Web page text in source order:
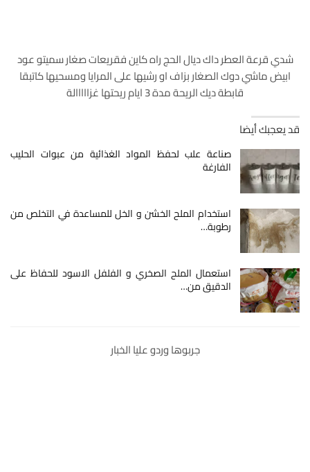
شدي قرعة العطر داك ديال الحج راه كاين فقريعات صغار سميتو عود
ابيض ماشي دوك الصغار بزاف او رشيها على المرايا ومسحيها كاتبقا
قابطة ديك الريحة مدة 3 ايام ريحتها غزااااالة
قد يعجبك أيضا
صناعة علب لحفظ المواد الغذائية من عبوات الحليب
الفارغة
استخدام الملح الخشن و الخل للمساعدة في التخلص من
رطوبة…
استعمال الملح الصخري و الفلفل الاسود للحفاظ على
الدقيق من…
جربوها وردو عليا الخبار